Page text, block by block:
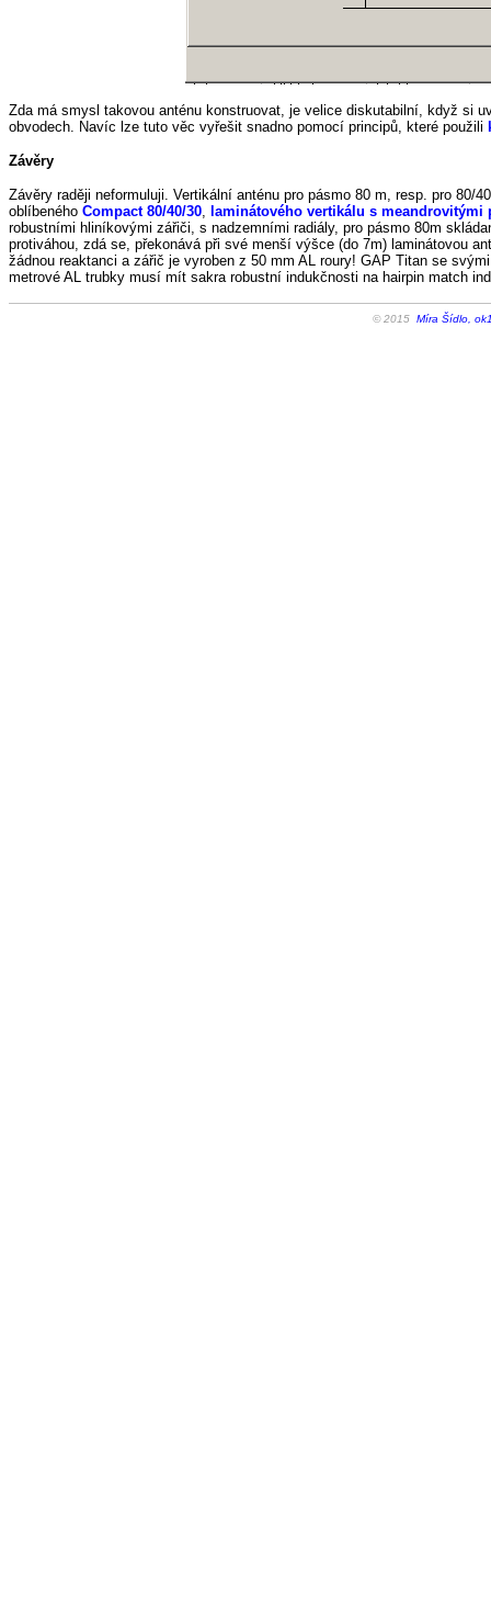
Zda má smysl takovou anténu konstruovat, je velice diskutabilní, když si
obvodech. Navíc lze tuto věc vyřešit snadno pomocí principů, které použili
Závěry
Závěry raději neformuluji. Vertikální anténu pro pásmo 80 m, resp. pro
oblíbeného Compact 80/40/30, laminátového vertikálu s meandrovitými
robustními hliníkovými zářiči, s nadzemními radiály, pro pásmo 80m
protiváhou, zdá se, překonává při své menší výšce (do 7m) laminátovou
žádnou reaktanci a zářič je vyroben z 50 mm AL roury! GAP Titan se
metrové AL trubky musí mít sakra robustní indukčnosti na hairpin match
© 2015 Míra Šídlo,